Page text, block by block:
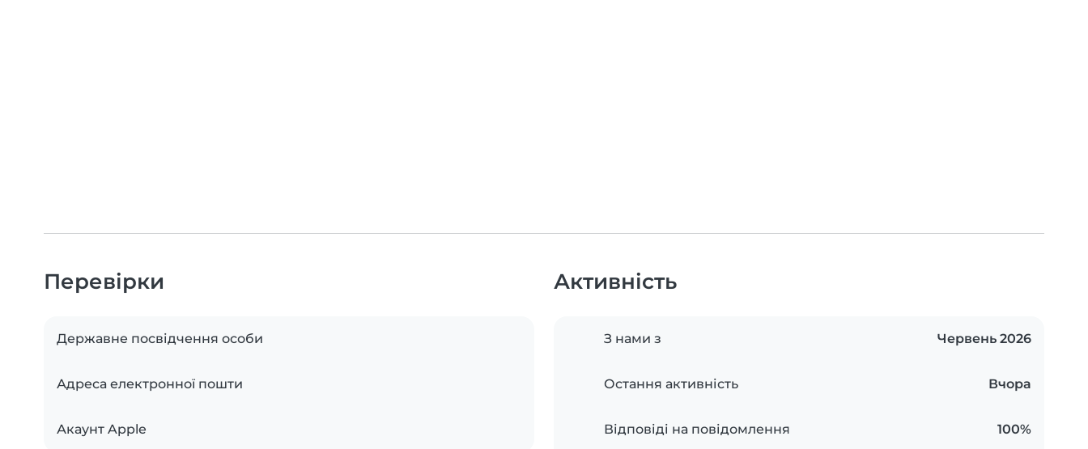
Перевірки
Державне посвідчення особи
Адреса електронної пошти
Акаунт Apple
Активність
З нами з Червень 2026
Остання активність Вчора
Відповіді на повідомлення 100%